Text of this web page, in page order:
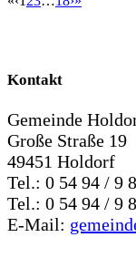
Kontakt
Gemeinde
Große Straße 19
49451 Holdorf
Tel.: 0 54 94 / 9
Tel.: 0 54 94 / 9
E-Mail: